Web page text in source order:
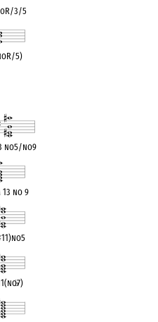
3/5
5)
no5/no9
13 no 9
11)no5
♭7)